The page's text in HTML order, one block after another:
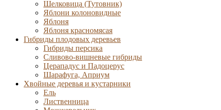
Шелковица (Тутовник)
Яблони колоновидные
Яблоня
Яблоня красномясая
Гибриды плодовых деревьев
Гибриды персика
Сливово-вишневые гибриды
Церападус и Падоцерус
Шарафуга, Априум
Хвойные деревья и кустарники
Ель
Лиственница